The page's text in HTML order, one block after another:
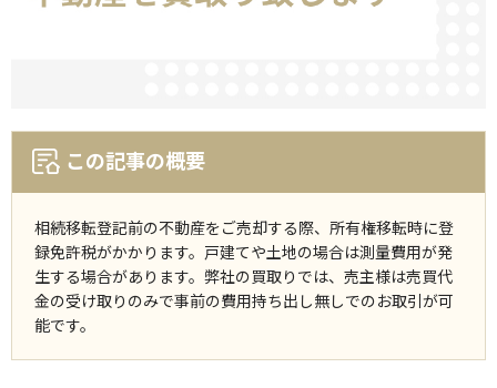
この記事の概要
相続移転登記前の不動産をご売却する際、所有権移転時に登
録免許税がかかります。戸建てや土地の場合は測量費用が発
生する場合があります。弊社の買取りでは、売主様は売買代
金の受け取りのみで事前の費用持ち出し無しでのお取引が可
能です。